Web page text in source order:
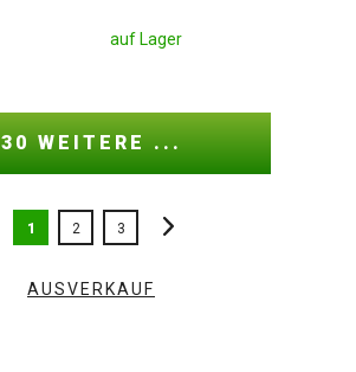
auf Lager
30 WEITERE ...
1 2 3
AUSVERKAUF